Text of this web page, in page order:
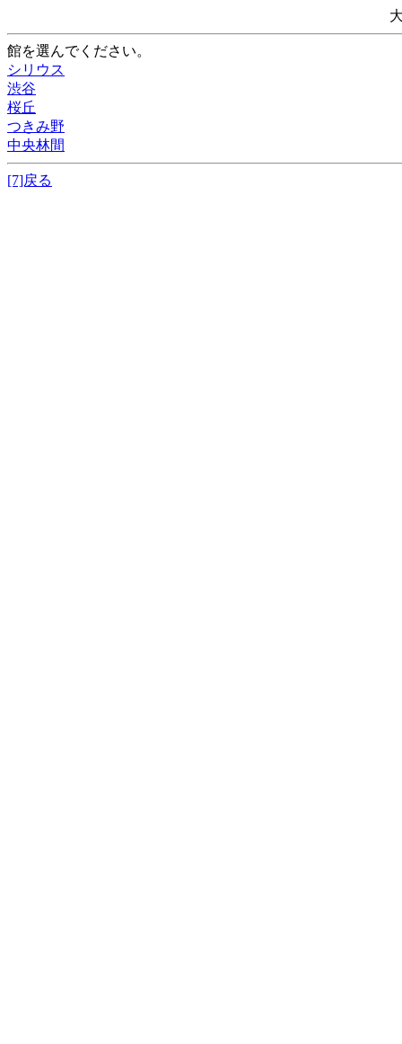
館を選んでください。
シリウス
渋谷
桜丘
つきみ野
中央林間
[7]戻る